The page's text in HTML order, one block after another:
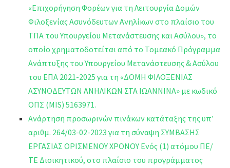
«Επιχορήγηση Φορέων για τη Λειτουργία Δομών
Φιλοξενίας Ασυνόδευτων Ανηλίκων στο πλαίσιο του
ΤΠΑ του Υπουργείου Μετανάστευσης και Ασύλου», το
οποίο χρηματοδοτείται από το Τομεακό Πρόγραμμα
Ανάπτυξης του Υπουργείου Μετανάστευσης & Ασύλου
του ΕΠΑ 2021-2025 για τη «ΔΟΜΗ ΦΙΛΟΞΕΝΙΑΣ
ΑΣΥΝΟΔΕΥΤΩΝ ΑΝΗΛΙΚΩΝ ΣΤΑ ΙΩΑΝΝΙΝΑ» με κωδικό
ΟΠΣ (MIS) 5163971.
Ανάρτηση προσωρινών πινάκων κατάταξης της υπ’
αριθμ. 264/03-02-2023 για τη σύναψη ΣΥΜΒΑΣΗΣ
ΕΡΓΑΣΙΑΣ ΟΡΙΣΜΕΝΟΥ ΧΡΟΝΟΥ Ενός (1) ατόμου ΠΕ/
ΤΕ Διοικητικού, στο πλαίσιο του προγράμματος